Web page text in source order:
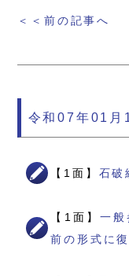
＜＜前の記事へ
令和07年01月
【1面】 石破
【1面】一
前の形式に